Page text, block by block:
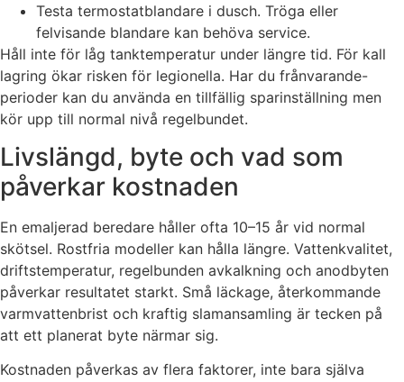
Testa termostatblandare i dusch. Tröga eller
felvisande blandare kan behöva service.
Håll inte för låg tanktemperatur under längre tid. För kall
lagring ökar risken för legionella. Har du frånvarande-
perioder kan du använda en tillfällig sparinställning men
kör upp till normal nivå regelbundet.
Livslängd, byte och vad som
påverkar kostnaden
En emaljerad beredare håller ofta 10–15 år vid normal
skötsel. Rostfria modeller kan hålla längre. Vattenkvalitet,
driftstemperatur, regelbunden avkalkning och anodbyten
påverkar resultatet starkt. Små läckage, återkommande
varmvattenbrist och kraftig slamansamling är tecken på
att ett planerat byte närmar sig.
Kostnaden påverkas av flera faktorer, inte bara själva